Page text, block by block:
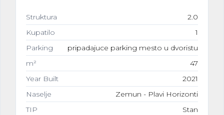
Struktura
2.0
Kupatilo
1
Parking
pripadajuce parking mesto u dvoristu
m²
47
Year Built
2021
Naselje
Zemun - Plavi Horizonti
TIP
Stan